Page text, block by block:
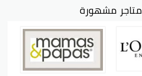
متاجر مشهورة